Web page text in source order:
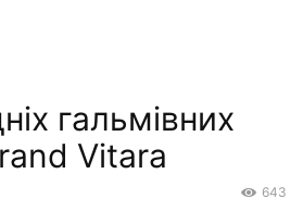
гальмівних
Vitara
643